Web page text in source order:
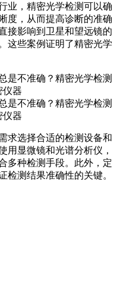
业，精密光学检测可以确
度，从而提高诊断的准确
接影响到卫星和望远镜的
这些案例证明了精密光学
求选择合适的检测设备和
用显微镜和光谱分析仪，
多种检测手段。此外，定
检测结果准确性的关键。